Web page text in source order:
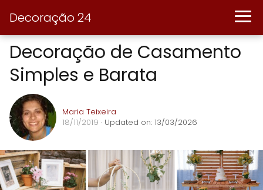
Decoração 24
Decoração de Casamento
Simples e Barata
Maria Teixeira
18/11/2019 · Updated on: 13/03/2026